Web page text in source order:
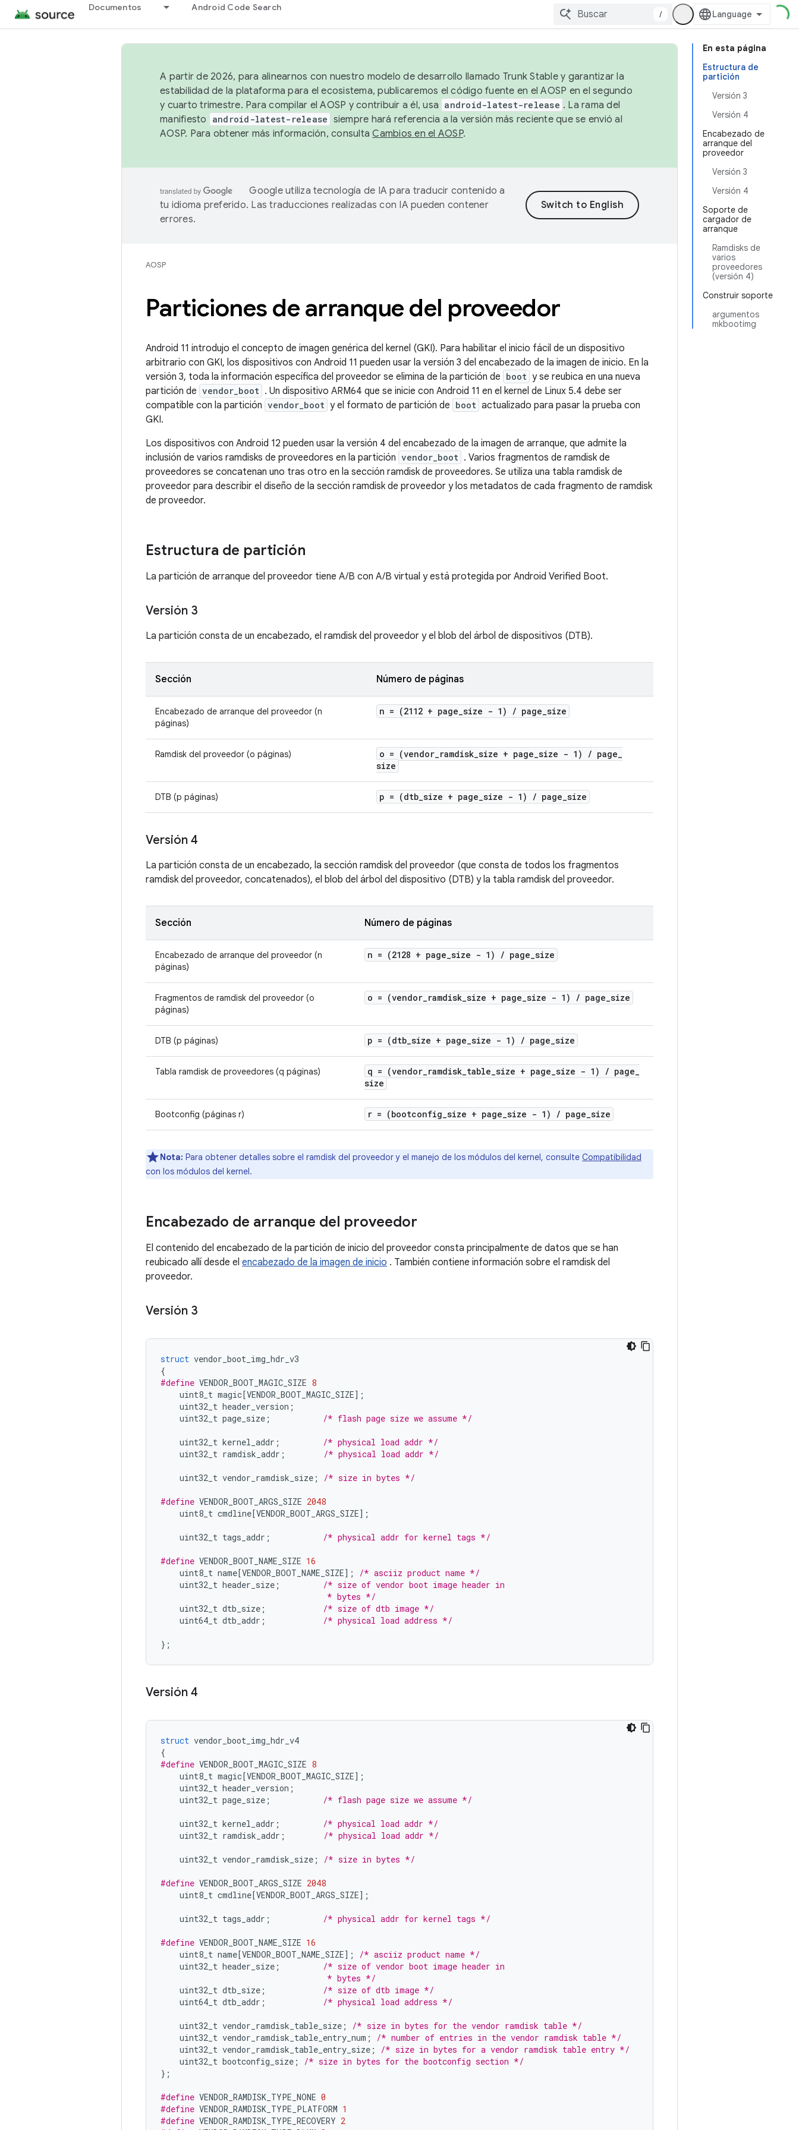
Documentos Android Code Search
/
En esta página
Estructura de
partición
Versión 3
Versión 4
Encabezado de
arranque del
proveedor
Versión 3
Versión 4
Soporte de
cargador de
arranque
Ramdisks de
varios
proveedores
(versión 4)
Construir soporte
argumentos
mkbootimg
A partir de 2026, para alinearnos con nuestro modelo de desarrollo llamado Trunk Stable y garantizar la
estabilidad de la plataforma para el ecosistema, publicaremos el código fuente en el AOSP en el segundo
y cuarto trimestre. Para compilar el AOSP y contribuir a él, usa android-latest-release . La rama del
manifiesto
android-latest-release siempre hará referencia a la versión más reciente que se envió al
AOSP. Para obtener más información, consultaCambios en el AOSP.
Google utiliza tecnología de IA para traducir contenido a
tu idioma preferido. Las traducciones realizadas con IA pueden contener
errores.
AOSP
Particiones de arranque del proveedor
Android 11 introdujo el concepto de imagen genérica del kernel (GKI). Para habilitar el inicio fácil de un dispositivo
arbitrario con GKI, los dispositivos con Android 11 pueden usar la versión 3 del encabezado de la imagen de inicio. En la
versión 3, toda la información específica del proveedor se elimina de la partición de boot y se reubica en una nueva
partición de vendor_boot . Un dispositivo ARM64 que se inicie con Android 11 en el kernel de Linux 5.4 debe ser
compatible con la partición vendor_boot y el formato de partición de boot actualizado para pasar la prueba con
GKI.
Los dispositivos con Android 12 pueden usar la versión 4 del encabezado de la imagen de arranque, que admite la
inclusión de varios ramdisks de proveedores en la partición vendor_boot . Varios fragmentos de ramdisk de
proveedores se concatenan uno tras otro en la sección ramdisk de proveedores. Se utiliza una tabla ramdisk de
proveedor para describir el diseño de la sección ramdisk de proveedor y los metadatos de cada fragmento de ramdisk
de proveedor.
Estructura de partición
La partición de arranque del proveedor tiene A/B con A/B virtual y está protegida por Android Verified Boot.
Versión 3
La partición consta de un encabezado, el ramdisk del proveedor y el blob del árbol de dispositivos (DTB).
Sección Número de páginas
Encabezado de arranque del proveedor (n
páginas)
n = (2112 + page_size - 1) / page_size
Ramdisk del proveedor (o páginas) o = (vendor_ramdisk_size + page_size - 1) / page_
size
DTB (p páginas) p = (dtb_size + page_size - 1) / page_size
Versión 4
La partición consta de un encabezado, la sección ramdisk del proveedor (que consta de todos los fragmentos
ramdisk del proveedor, concatenados), el blob del árbol del dispositivo (DTB) y la tabla ramdisk del proveedor.
Sección Número de páginas
Encabezado de arranque del proveedor (n
páginas)
n = (2128 + page_size - 1) / page_size
Fragmentos de ramdisk del proveedor (o
páginas)
o = (vendor_ramdisk_size + page_size - 1) / page_size
DTB (p páginas) p = (dtb_size + page_size - 1) / page_size
Tabla ramdisk de proveedores (q páginas) q = (vendor_ramdisk_table_size + page_size - 1) / page_
size
Bootconfig (páginas r) r = (bootconfig_size + page_size - 1) / page_size
Nota: Para obtener detalles sobre el ramdisk del proveedor y el manejo de los módulos del kernel, consulte Compatibilidad
con los módulos del kernel.
Encabezado de arranque del proveedor
El contenido del encabezado de la partición de inicio del proveedor consta principalmente de datos que se han
reubicado allí desde el encabezado de la imagen de inicio . También contiene información sobre el ramdisk del
proveedor.
Versión 3
struct vendor_boot_img_hdr_v3
{
#define VENDOR_BOOT_MAGIC_SIZE 8
uint8_t magic[VENDOR_BOOT_MAGIC_SIZE];
uint32_t header_version ;
uint32_t page_size ; /* flash page size we assume */
uint32_t kernel_addr ;
/* physical load addr */
uint32_t ramdisk_addr ; /* physical load addr */
uint32_t vendor_ramdisk_size ; /* size in bytes */
#define VENDOR_BOOT_ARGS_SIZE 2048
uint8_t cmdline[VENDOR_BOOT_ARGS_SIZE];
uint32_t tags_addr ; /* physical addr for kernel tags */
#define VENDOR_BOOT_NAME_SIZE 16
uint8_t name[VENDOR_BOOT_NAME_SIZE];
/* asciiz product name */
uint32_t header_size ;
/* size of vendor boot image header in
* bytes */
uint32_t dtb_size ;
/* size of dtb image */
uint64_t dtb_addr ; /* physical load address */
};
Versión 4
struct vendor_boot_img_hdr_v4
{
#define VENDOR_BOOT_MAGIC_SIZE 8
uint8_t magic[VENDOR_BOOT_MAGIC_SIZE];
uint32_t header_version ;
uint32_t page_size ; /* flash page size we assume */
uint32_t kernel_addr ;
/* physical load addr */
uint32_t ramdisk_addr ; /* physical load addr */
uint32_t vendor_ramdisk_size ; /* size in bytes */
#define VENDOR_BOOT_ARGS_SIZE 2048
uint8_t cmdline[VENDOR_BOOT_ARGS_SIZE];
uint32_t tags_addr ; /* physical addr for kernel tags */
#define VENDOR_BOOT_NAME_SIZE 16
uint8_t name[VENDOR_BOOT_NAME_SIZE];
/* asciiz product name */
uint32_t header_size ;
/* size of vendor boot image header in
* bytes */
uint32_t dtb_size ;
/* size of dtb image */
uint64_t dtb_addr ; /* physical load address */
uint32_t vendor_ramdisk_table_size ;
/* size in bytes for the vendor ramdisk table */
uint32_t vendor_ramdisk_table_entry_num ;
/* number of entries in the vendor ramdisk table */
uint32_t vendor_ramdisk_table_entry_size ;
/* size in bytes for a vendor ramdisk table entry */
uint32_t bootconfig_size ;
/* size in bytes for the bootconfig section */
};
#define VENDOR_RAMDISK_TYPE_NONE 0
#define VENDOR_RAMDISK_TYPE_PLATFORM 1
#define VENDOR_RAMDISK_TYPE_RECOVERY 2